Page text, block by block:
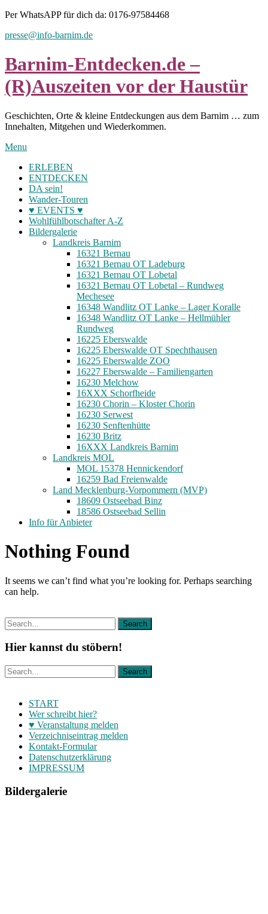
Skip
content
Per WhatsAPP für dich da: 0176-97584468
presse@info-barnim.de
Barnim-Entdecken.de –
(R)Auszeiten vor der Haustür
Geschichten, Orte & kleine Entdeckungen aus dem Barnim … zum
Innehalten, Mitgehen und Wiederkommen.
Menu
ERLEBEN
ENTDECKEN
DA sein!
Wander-Touren
♥ EVENTS ♥
Wohlfühlbotschafter A-Z
Bildergalerie
Landkreis Barnim
16321 Bernau
16321 Bernau OT Ladeburg
16321 Bernau OT Lobetal
16321 Bernau OT Lobetal – Rundweg
Mechesee
16348 Wandlitz OT Lanke – Lager Koralle
16348 Wandlitz OT Lanke – Hellmühler
Rundweg
16225 Eberswalde
16225 Eberswalde OT Spechthausen
16225 Eberswalde ZOO
16227 Eberswalde – Familiengarten
16230 Melchow
16XXX Schorfheide
16230 Chorin – Kloster Chorin
16230 Serwest
16230 Senftenhütte
16230 Britz
16XXX Landkreis Barnim
Landkreis MOL
MOL 15378 Hennickendorf
16259 Bad Freienwalde
Land Mecklenburg-Vorpommern (MVP)
18609 Ostseebad Binz
18586 Ostseebad Sellin
Info für Anbieter
Nothing Found
It seems we can’t find what you’re looking for. Perhaps searching
can help.
Hier kannst du stöbern!
START
Wer schreibt hier?
♥ Veranstaltung melden
Verzeichniseintrag melden
Kontakt-Formular
Datenschutzerklärung
IMPRESSUM
Bildergalerie